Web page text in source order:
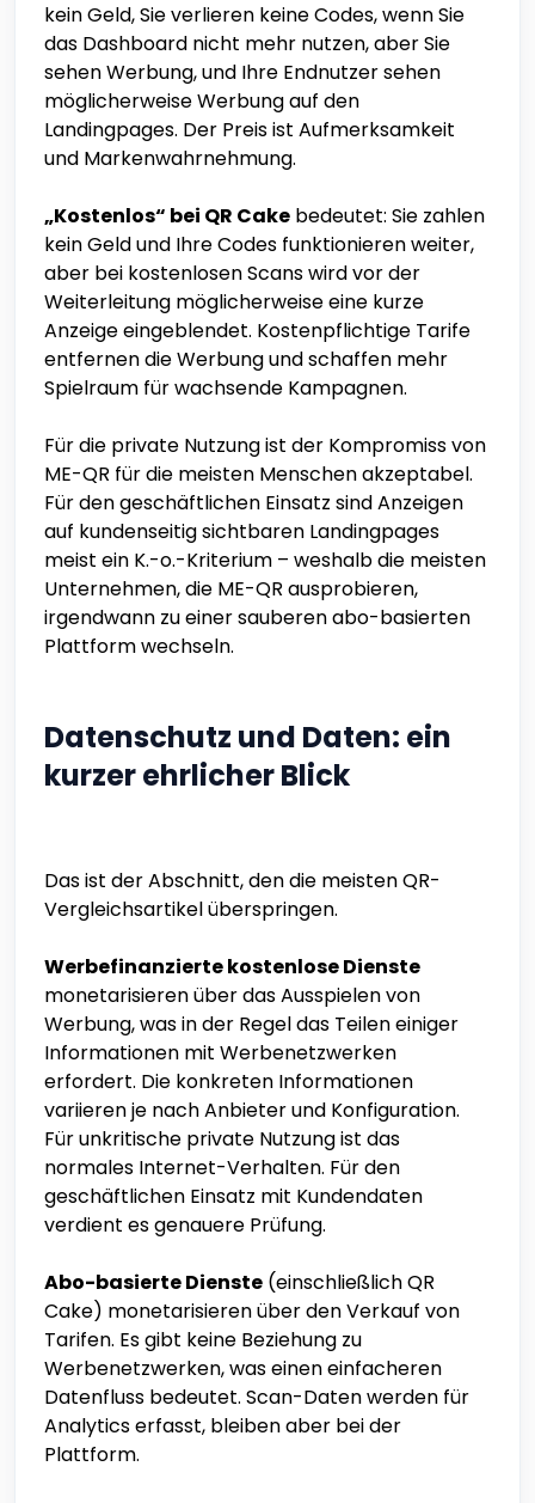
kein Geld, Sie verlieren keine Codes, wenn Sie
das Dashboard nicht mehr nutzen, aber Sie
sehen Werbung, und Ihre Endnutzer sehen
möglicherweise Werbung auf den
Landingpages. Der Preis ist Aufmerksamkeit
und Markenwahrnehmung.
„Kostenlos“ bei QR Cake bedeutet: Sie zahlen
kein Geld und Ihre Codes funktionieren weiter,
aber bei kostenlosen Scans wird vor der
Weiterleitung möglicherweise eine kurze
Anzeige eingeblendet. Kostenpflichtige Tarife
entfernen die Werbung und schaffen mehr
Spielraum für wachsende Kampagnen.
Für die private Nutzung ist der Kompromiss von
ME-QR für die meisten Menschen akzeptabel.
Für den geschäftlichen Einsatz sind Anzeigen
auf kundenseitig sichtbaren Landingpages
meist ein K.-o.-Kriterium – weshalb die meisten
Unternehmen, die ME-QR ausprobieren,
irgendwann zu einer sauberen abo-basierten
Plattform wechseln.
Datenschutz und Daten: ein
kurzer ehrlicher Blick
Das ist der Abschnitt, den die meisten QR-
Vergleichsartikel überspringen.
Werbefinanzierte kostenlose Dienste
monetarisieren über das Ausspielen von
Werbung, was in der Regel das Teilen einiger
Informationen mit Werbenetzwerken
erfordert. Die konkreten Informationen
variieren je nach Anbieter und Konfiguration.
Für unkritische private Nutzung ist das
normales Internet-Verhalten. Für den
geschäftlichen Einsatz mit Kundendaten
verdient es genauere Prüfung.
Abo-basierte Dienste (einschließlich QR
Cake) monetarisieren über den Verkauf von
Tarifen. Es gibt keine Beziehung zu
Werbenetzwerken, was einen einfacheren
Datenfluss bedeutet. Scan-Daten werden für
Analytics erfasst, bleiben aber bei der
Plattform.